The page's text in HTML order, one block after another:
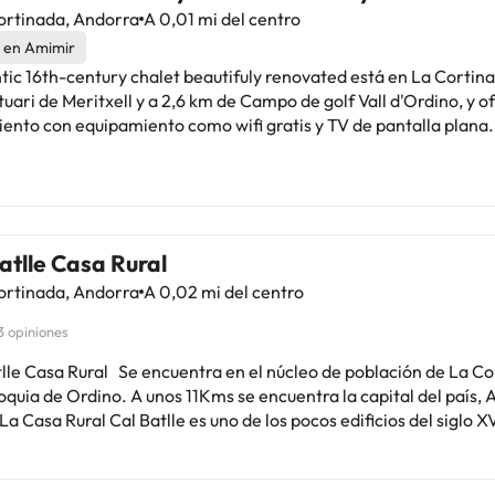
Todo esto unido a unos paisajes espectaculares que lo
dispone de conexión wifi gratuita en todo el hotel para que
a las mascotas :) Dispone de 35 habitaciones, todas ellas de
reciente y disponen de televisor, conexión wifi gratuita,
y baño completo con ducha o bañera. ¡A tener en cuenta! El
AndorraA 0,01 mi del centro
en Amimir
16th-century chalet beautifuly renovated está en La
de Meritxell y a 2,6 km de Campo de golf Vall d'Ordino, y
con equipamiento como wifi gratis y TV de pantalla plana.
Casa Rural
AndorraA 0,02 mi del centro
opiniones
en el núcleo de población de La Cortinada, en
de Ordino. A unos 11Kms se encuentra la capital del país,